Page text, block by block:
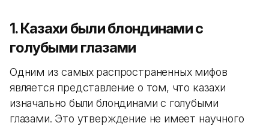
1. Казахи были блондинами с
голубыми глазами
Одним из самых распространенных мифов
является представление о том, что казахи
изначально были блондинами с голубыми
глазами. Это утверждение не имеет научного